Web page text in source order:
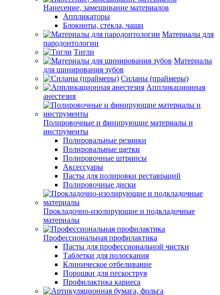
Нанесение, замешивание материалов
Аппликаторы
Блокноты, стекла, чаши
Материалы для
пародонтологии
Тигли
Материалы
для шинирования зубов
Силаны (праймеры)
Аппликационная
анестезия
Полировочные и финирующие материалы и
инструменты
Полировальные резинки
Полировальные щетки
Полировочные штрипсы
Аксессуары
Пасты для полировки реставраций
Полировочные диски
Прокладочно-изолирующие и подкладочные
материалы
Профессиональная профилактика
Пасты для профессиональной чистки
Таблетки для полоскания
Клиническое отбеливание
Порошки для пескоструя
Профилактика кариеса